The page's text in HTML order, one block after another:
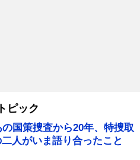
ピック
国策捜査から20年、特捜取
人がいま語り合ったこと